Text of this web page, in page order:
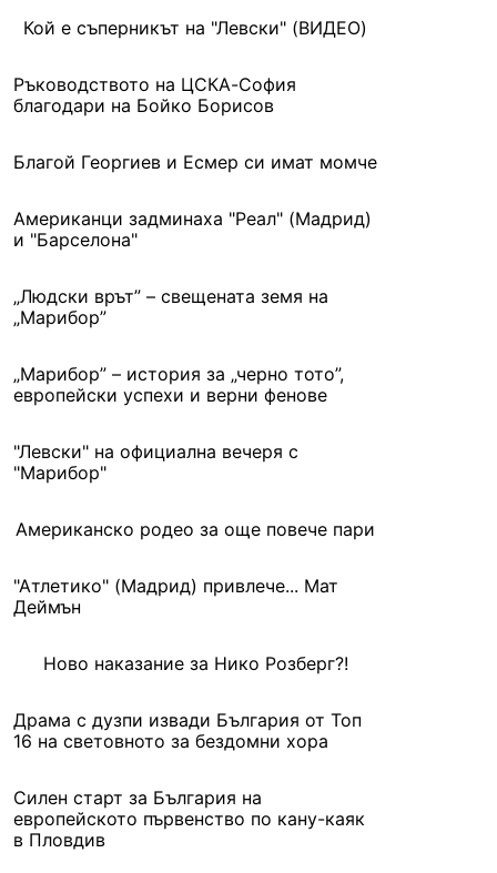
Кой е съперникът на "Левски" (ВИДЕО)
Ръководството на ЦСКА-София
благодари на Бойко Борисов
Благой Георгиев и Есмер си имат момче
Американци задминаха "Реал" (Мадрид)
и "Барселона"
„Людски врът” – свещената земя на
„Марибор”
„Марибор” – история за „черно тото”,
европейски успехи и верни фенове
"Левски" на официална вечеря с
"Марибор"
Американско родео за още повече пари
"Атлетико" (Мадрид) привлече... Мат
Деймън
Ново наказание за Нико Розберг?!
Драма с дузпи извади България от Топ
16 на световното за бездомни хора
Силен старт за България на
европейското първенство по кану-каяк
в Пловдив